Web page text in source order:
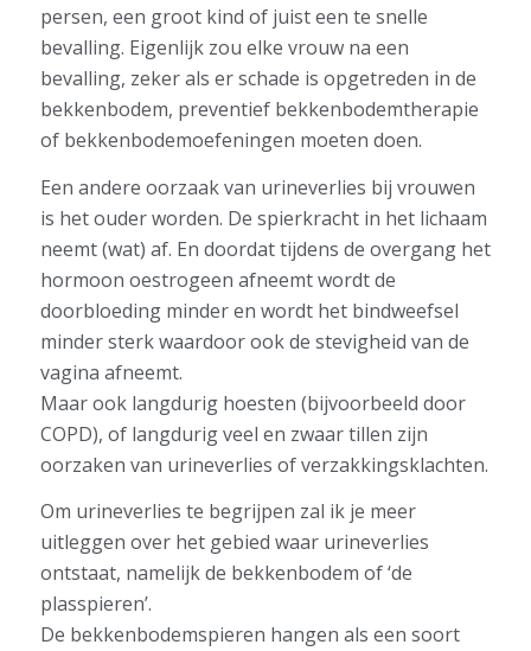
persen, een groot kind of juist een te snelle
bevalling. Eigenlijk zou elke vrouw na een
bevalling, zeker als er schade is opgetreden in de
bekkenbodem, preventief bekkenbodemtherapie
of bekkenbodemoefeningen moeten doen.
Een andere oorzaak van urineverlies bij vrouwen
is het ouder worden. De spierkracht in het lichaam
neemt (wat) af. En doordat tijdens de overgang het
hormoon oestrogeen afneemt wordt de
doorbloeding minder en wordt het bindweefsel
minder sterk waardoor ook de stevigheid van de
vagina afneemt.
Maar ook langdurig hoesten (bijvoorbeeld door
COPD), of langdurig veel en zwaar tillen zijn
oorzaken van urineverlies of verzakkingsklachten.
Om urineverlies te begrijpen zal ik je meer
uitleggen over het gebied waar urineverlies
ontstaat, namelijk de bekkenbodem of ‘de
plasspieren’.
De bekkenbodemspieren hangen als een soort